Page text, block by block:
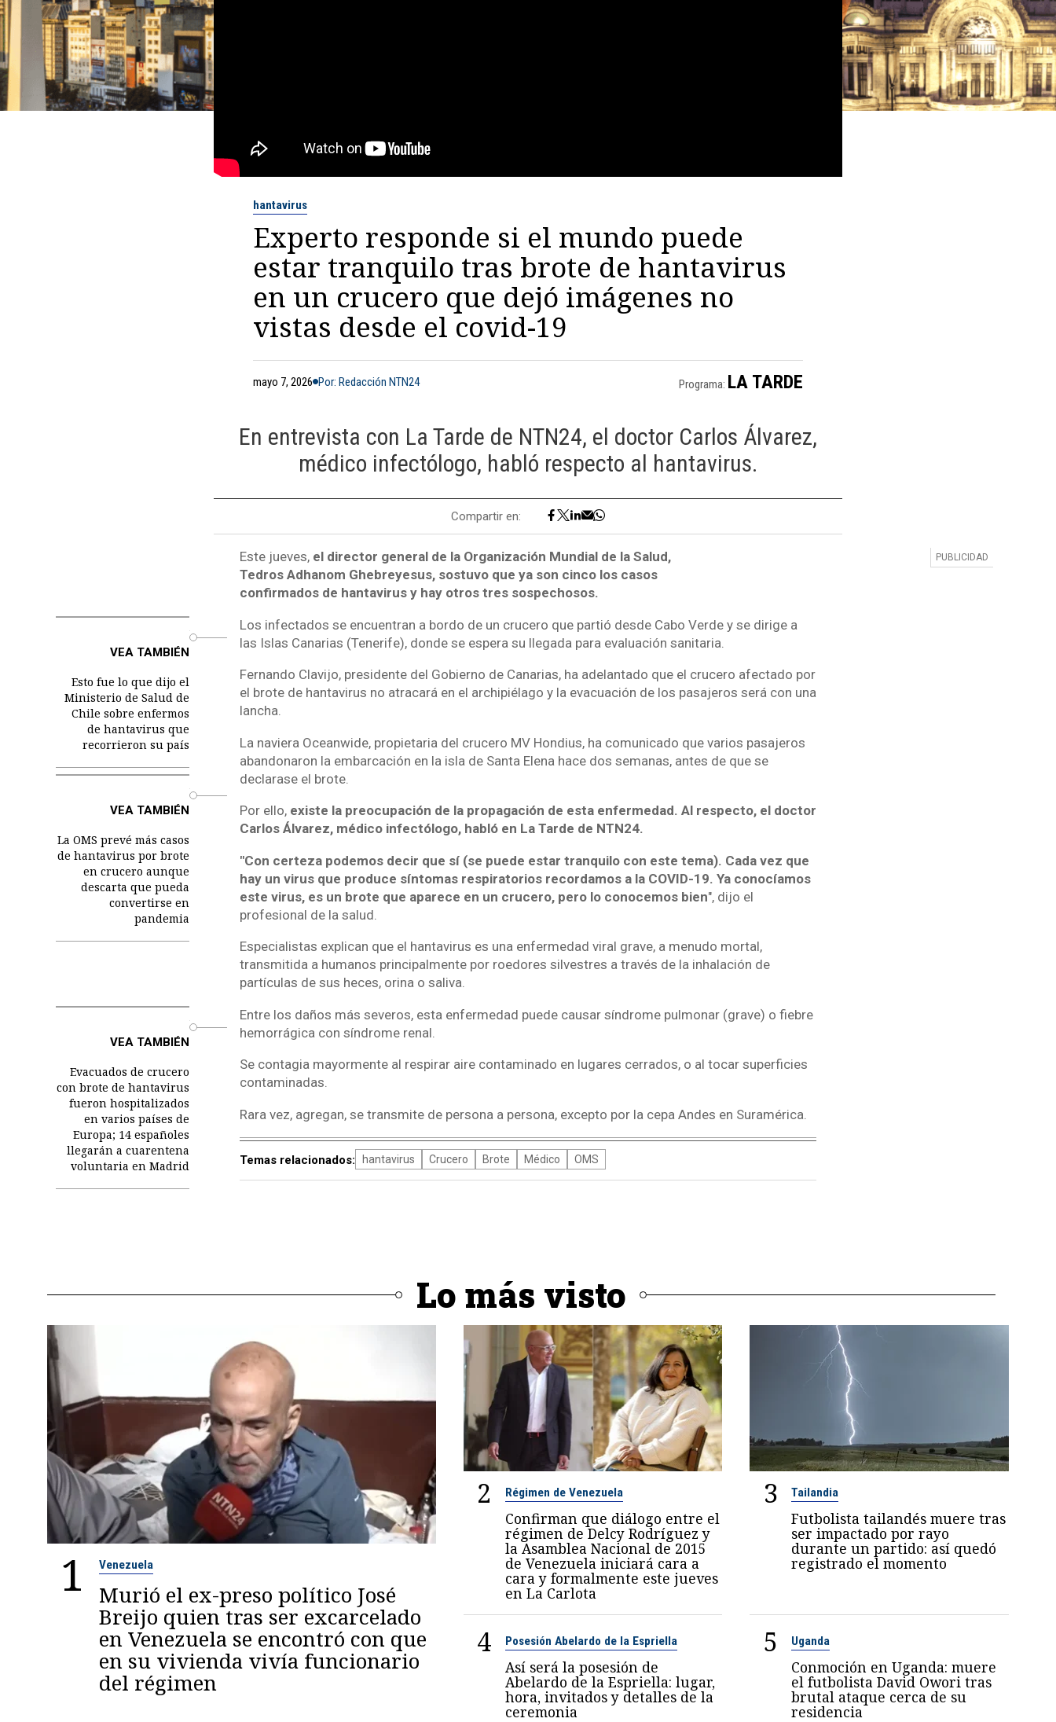
hantavirus
Experto responde si el mundo puede
estar tranquilo tras brote de hantavirus
en un crucero que dejó imágenes no
vistas desde el covid-19
mayo 7, 2026 Por: Redacción NTN24 Programa: LA TARDE
En entrevista con La Tarde de NTN24, el doctor Carlos Álvarez,
médico infectólogo, habló respecto al hantavirus.
Compartir en:
Este jueves,el director general de la Organización Mundial de la Salud,
Tedros Adhanom Ghebreyesus, sostuvo que ya son cinco los casos
confirmados de hantavirus y hay otros tres sospechosos.
VEA TAMBIÉN
Esto fue lo que dijo el
Ministerio de Salud de
Chile sobre enfermos
de hantavirus que
recorrieron su país
Los infectados se encuentran a bordo de un crucero que partió desde Cabo Verde y se dirige a
las Islas Canarias (Tenerife), donde se espera su llegada para evaluación sanitaria.
Fernando Clavijo, presidente del Gobierno de Canarias, ha adelantado que el crucero afectado por
el brote de hantavirus no atracará en el archipiélago y la evacuación de los pasajeros será con una
lancha.
VEA TAMBIÉN
La OMS prevé más casos
de hantavirus por brote
en crucero aunque
descarta que pueda
convertirse en
pandemia
La naviera Oceanwide, propietaria del crucero MV Hondius, ha comunicado que varios pasajeros
abandonaron la embarcación en la isla de Santa Elena hace dos semanas, antes de que se
declarase el brote.
Por ello,existe la preocupación de la propagación de esta enfermedad. Al respecto, el doctor
Carlos Álvarez, médico infectólogo, habló en La Tarde de NTN24.
"Con certeza podemos decir que sí (se puede estar tranquilo con este tema). Cada vez que
hay un virus que produce síntomas respiratorios recordamos a la COVID-19. Ya conocíamos
este virus, es un brote que aparece en un crucero, pero lo conocemos bien", dijo el
profesional de la salud.
Especialistas explican que el hantavirus es una enfermedad viral grave, a menudo mortal,
transmitida a humanos principalmente por roedores silvestres a través de la inhalación de
partículas de sus heces, orina o saliva.
VEA TAMBIÉN
Evacuados de crucero
con brote de hantavirus
fueron hospitalizados
en varios países de
Europa; 14 españoles
llegarán a cuarentena
voluntaria en Madrid
Entre los daños más severos, esta enfermedad puede causar síndrome pulmonar (grave) o fiebre
hemorrágica con síndrome renal.
Se contagia mayormente al respirar aire contaminado en lugares cerrados, o al tocar superficies
contaminadas.
Rara vez, agregan, se transmite de persona a persona, excepto por la cepa Andes en Suramérica.
Temas relacionados: hantavirus Crucero Brote Médico OMS
Lo más visto
1 Venezuela
Murió el ex-preso político José
Breijo quien tras ser excarcelado
en Venezuela se encontró con que
en su vivienda vivía funcionario
del régimen
2 Régimen de Venezuela
Confirman que diálogo entre el
régimen de Delcy Rodríguez y
la Asamblea Nacional de 2015
de Venezuela iniciará cara a
cara y formalmente este jueves
en La Carlota
3 Tailandia
Futbolista tailandés muere tras
ser impactado por rayo
durante un partido: así quedó
registrado el momento
4 Posesión Abelardo de la Espriella
Así será la posesión de
Abelardo de la Espriella: lugar,
hora, invitados y detalles de la
ceremonia
5 Uganda
Conmoción en Uganda: muere
el futbolista David Owori tras
brutal ataque cerca de su
residencia